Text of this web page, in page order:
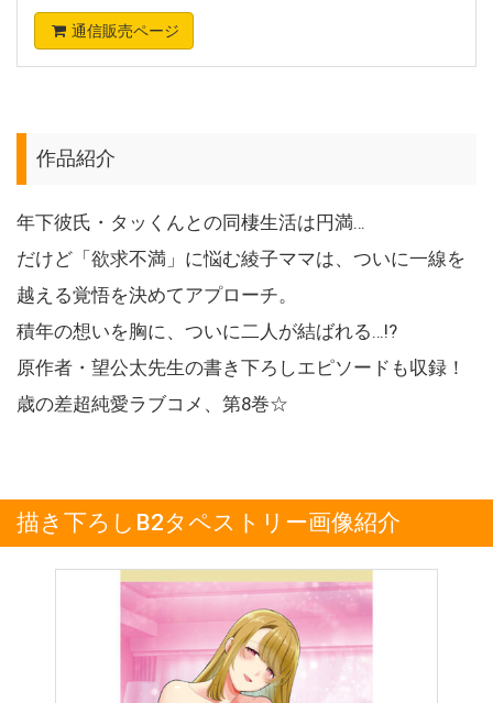
通信販売ページ
作品紹介
年下彼氏・タッくんとの同棲生活は円満…
だけど「欲求不満」に悩む綾子ママは、ついに一線を
越える覚悟を決めてアプローチ。
積年の想いを胸に、ついに二人が結ばれる…!?
原作者・望公太先生の書き下ろしエピソードも収録！
歳の差超純愛ラブコメ、第8巻☆
描き下ろしB2タペストリー画像紹介